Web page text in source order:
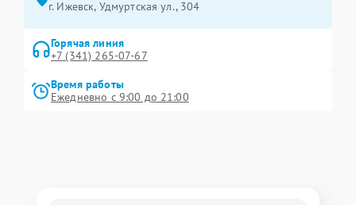
г. Ижевск, Удмуртская ул., 304
Горячая линия
+7 (341) 265-07-67
Время работы
Ежедневно с 9:00 до 21:00